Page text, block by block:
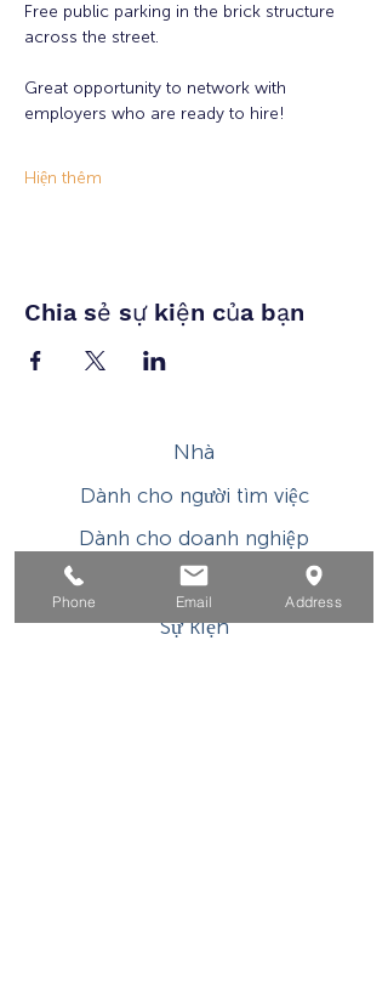
Free public parking in the brick structure
across the street.
Great opportunity to network with
employers who are ready to hire!
Hiện thêm
Chia sẻ sự kiện của bạn
Nhà
Dành cho người tìm việc
Dành cho doanh nghiệp
Cho tuổi trẻ
Sự kiện
Phone Email Address